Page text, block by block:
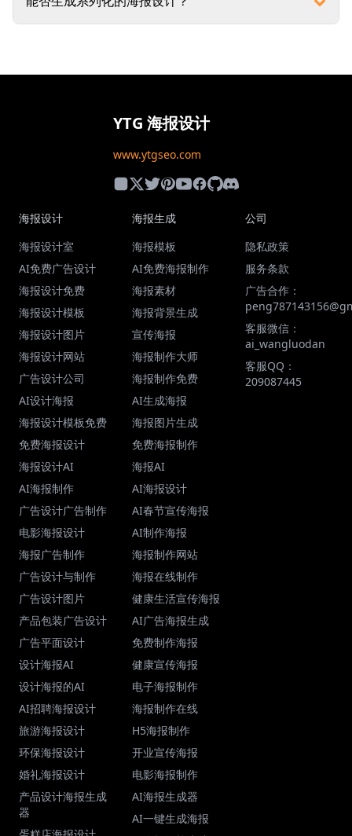
YTG 海报设计
www.ytgseo.com
海报设计
海报设计室
AI免费广告设计
海报设计免费
海报设计模板
海报设计图片
海报设计网站
广告设计公司
AI设计海报
海报设计模板免费
免费海报设计
海报设计AI
AI海报制作
广告设计广告制作
电影海报设计
海报广告制作
广告设计与制作
广告设计图片
产品包装广告设计
广告平面设计
设计海报AI
设计海报的AI
AI招聘海报设计
旅游海报设计
环保海报设计
婚礼海报设计
产品设计海报生成
器
海报生成
海报模板
AI免费海报制作
海报素材
海报背景生成
宣传海报
海报制作大师
海报制作免费
AI生成海报
海报图片生成
免费海报制作
海报AI
AI海报设计
AI春节宣传海报
AI制作海报
海报制作网站
海报在线制作
健康生活宣传海报
AI广告海报生成
免费制作海报
健康宣传海报
电子海报制作
海报制作在线
H5海报制作
开业宣传海报
电影海报制作
AI海报生成器
AI一键生成海报
公司
隐私政策
服务条款
广告合作：
客服微信：
ai_wangluodan
客服QQ：
209087445